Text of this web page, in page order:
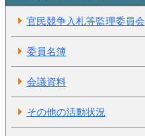
官民競争入札等監理委員会
委員名簿
会議資料
その他の活動状況